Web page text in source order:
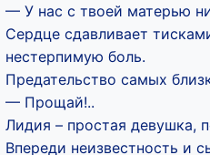
— У нас с твоей матерью
Сердце сдавливает
нестерпимую боль.
Предательство самых
— Прощай!..
Лидия – простая девушка,
Впереди неизвестность и